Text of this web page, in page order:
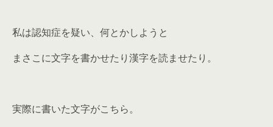
私は認知症を疑い、何とかしようと
まさこに文字を書かせたり漢字を読ませたり。
実際に書いた文字がこちら。